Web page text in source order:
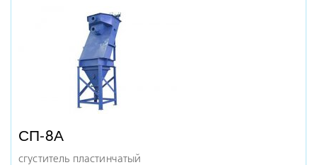
СП-8А
сгуститель пластинчатый